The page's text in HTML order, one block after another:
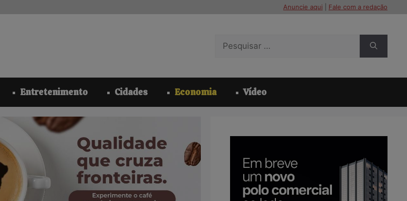
Anuncie aqui Fale com a redação
por:
Entretenimento Cidades Economia Vídeo